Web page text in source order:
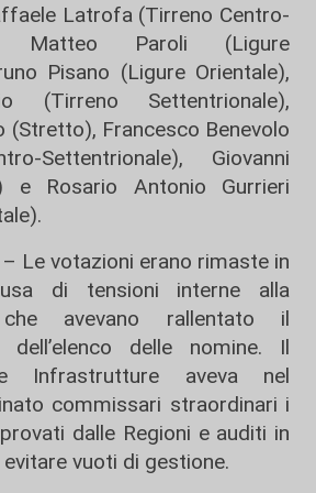
Latrofa (Tirreno Centro-
Matteo Paroli (Ligure
Pisano (Ligure Orientale),
(Tirreno Settentrionale),
(Stretto), Francesco Benevolo
Settentrionale), Giovanni
e Rosario Antonio Gurrieri
– Le votazioni erano rimaste in
di tensioni interne alla
che avevano rallentato il
dell’elenco delle nomine. Il
Infrastrutture aveva nel
commissari straordinari i
dalle Regioni e auditi in
vuoti di gestione.